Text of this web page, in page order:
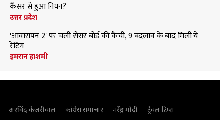
कैंसर से हुआ निधन?
उत्तर प्रदेश
'आवारापन 2' पर चली सेंसर बोर्ड की कैंची, 9 बदलाव के बाद मिली ये
रेटिंग
इमरान हाशमी
अरविंद केजरीवाल कांग्रेस समाचार नरेंद्र मोदी ट्रैवल टिप्स